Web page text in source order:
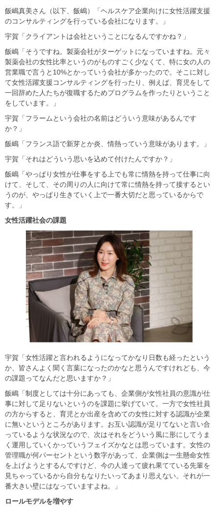
飯嶋真美さん（以下、飯嶋）「ヘルスケア企業向けに女性活躍支援
のコンサルティングを行っている会社になります。」
宇賀「クライアントは会社ということになるんですかね？」
飯嶋「そうですね。製薬会社がターゲットになっていますね。元々
製薬会社の女性比率というのがものすごく少なくて、特に女の人の
営業職で言うと10%とかっていう会社が多かったので。そこに対し
て女性活躍支援コンサルティングを行ったり、例えば、育児をして
一回辞めた人たちが復職するためプログラムを作ったりということ
をしています。」
宇賀「フラームという会社の名前はどういう意味があるんです
か？」
飯嶋「フランス語で新芽とか炎、情熱っていう意味があります。」
宇賀「それはどういう思いを込めて付けたんですか？」
飯嶋「やっぱり女性が仕事をする上でも常に情熱を持って仕事に向
けて、そして、その周りの人に向けて常に情熱を持って接するとい
うのが、やっぱり生きていく上で一番大切だと思っているからで
す。」
女性活躍社会の課題
宇賀「女性活躍と言われるようになってかなり日数も経ったという
か、皆さんよく聞く言葉になったのかなと思うんですけれども、今
の課題ってなんだと思いますか？」
飯嶋「制度としては十分にあっても、企業側が女性社員の意識が仕
事に対して足りないというのを課題に挙げていて。一方で女性社員
の方からすると、育児とか出産を含めての女性に対する認識が企業
に無いというところがあります。お互い認識が足りてないと言い合
っているような状況なので、次はそれをどういう風に形にしてうま
く運用していくかっていうフェイズかなとは思っています。女性の
管理職が何パーセントという数字があって、企業側は一生懸命女性
を上げようとするんですけど、今の人達って疲れ果てている先輩を
見ちゃっているから自分もなりたいってあまり思えない。それが一
番大きい壁にはなっていますよね。」
ロールモデルを増やす